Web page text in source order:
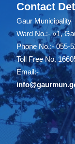
Contact
Gaur Municipality
Ward No.:- ०1,
Phone No.:- 055-
Toll Free No.
Email:-